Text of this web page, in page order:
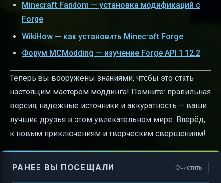
Minecraft Fandom — установка модификаций с
Forge
WikiHow — как установить Minecraft Forge
Форум MCModding — изучение Forge API 1.12.2
Теперь вы вооружены знаниями, чтобы это стать
настоящим мастером моддинга! Помните: правильная
версия, надежные источники и аккуратность — ваши
лучшие друзья в этом увлекательном мире. Вперёд,
к новым приключениям и творческим свершениям!
РАНЕЕ ВЫ ПОСЕЩАЛИ Очистить